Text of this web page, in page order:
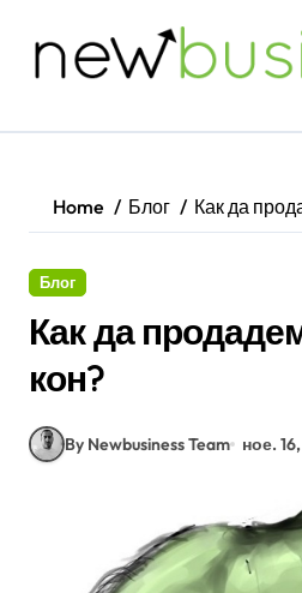
Home Блог Как да
Блог
Как да
кон?
By Newbusiness Team ное.